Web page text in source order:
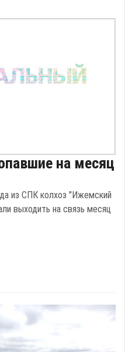
на месяц
из СПК колхоз "Ижемский
выходить на связь месяц